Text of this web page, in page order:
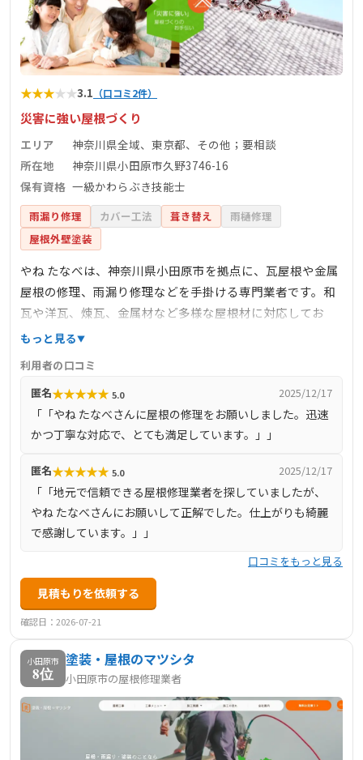
★★★★★3.1 （口コミ2件）
災害に強い屋根づくり
エリア
神奈川県全域、東京都、その他；要相談
所在地
神奈川県小田原市久野3746-16
保有資格 一級かわらぶき技能士
雨漏り修理 カバー工法 葺き替え
雨樋修理
屋根外壁塗装
やね たなべは、神奈川県小田原市を拠点に、瓦屋根や金属
屋根の修理、雨漏り修理などを手掛ける専門業者です。和
瓦や洋瓦、煉瓦、金属材など多様な屋根材に対応してお
り、特に地震や台風などの災害に強い屋根づくりを得意と
資格を持ち、伝統技術と現代技術を融合させた高品質な施
工を提供しています。創業以来、地域に密着したサービス
を展開し、屋根の新築工事から修理、リフォームまで幅広
く対応しています。
もっと見る
利用者の口コミ
匿名★★★★★ 5.0 2025/12/17
「「やね たなべさんに屋根の修理をお願いしました。迅速
かつ丁寧な対応で、とても満足しています。」」
匿名★★★★★ 5.0 2025/12/17
「「地元で信頼できる屋根修理業者を探していましたが、
やね たなべさんにお願いして正解でした。仕上がりも綺麗
で感謝しています。」」
口コミをもっと見る
見積もりを依頼する
確認日：2026-07-21
小田原市
8位
塗装・屋根のマツシタ
小田原市の屋根修理業者